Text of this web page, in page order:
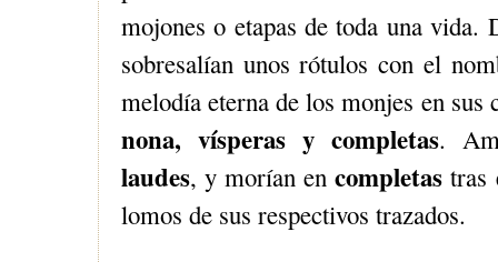
mojones o etapas de toda una vida.
sobresalían unos rótulos con el
melodía eterna de los monjes en sus
nona, vísperas y completas.
laudes, y morían encompletas tras
lomos de sus respectivos trazados.